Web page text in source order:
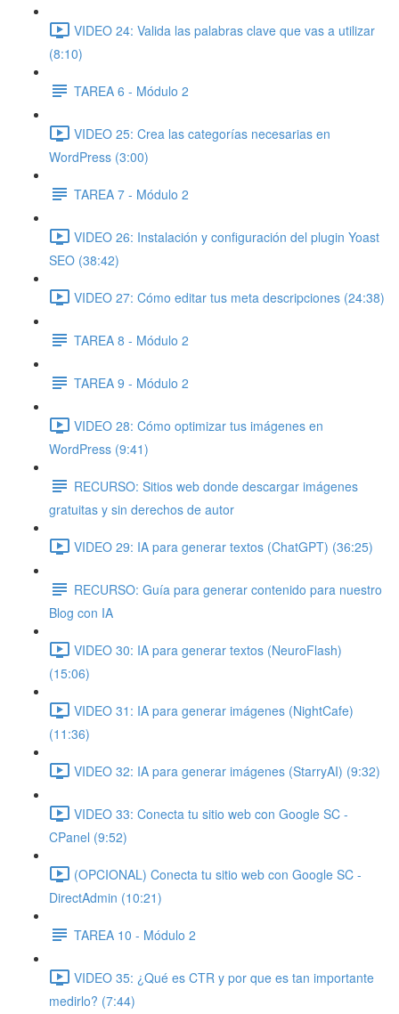
VIDEO 24: Valida las palabras clave que vas a utilizar
(8:10)
TAREA 6 - Módulo 2
VIDEO 25: Crea las categorías necesarias en
WordPress (3:00)
TAREA 7 - Módulo 2
VIDEO 26: Instalación y configuración del plugin Yoast
SEO (38:42)
VIDEO 27: Cómo editar tus meta descripciones (24:38)
TAREA 8 - Módulo 2
TAREA 9 - Módulo 2
VIDEO 28: Cómo optimizar tus imágenes en
WordPress (9:41)
RECURSO: Sitios web donde descargar imágenes
gratuitas y sin derechos de autor
VIDEO 29: IA para generar textos (ChatGPT) (36:25)
RECURSO: Guía para generar contenido para nuestro
Blog con IA
VIDEO 30: IA para generar textos (NeuroFlash)
(15:06)
VIDEO 31: IA para generar imágenes (NightCafe)
(11:36)
VIDEO 32: IA para generar imágenes (StarryAI) (9:32)
VIDEO 33: Conecta tu sitio web con Google SC -
CPanel (9:52)
(OPCIONAL) Conecta tu sitio web con Google SC -
DirectAdmin (10:21)
TAREA 10 - Módulo 2
VIDEO 35: ¿Qué es CTR y por que es tan importante
medirlo? (7:44)